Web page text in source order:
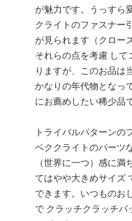
が魅力です。うっすら
クライトのファスナー
が見られます（クロー
それらの点を考慮 し
りますが、このお品は
かなりの年代物となっ
にお薦めしたい稀少品
トライバルパターンの
ベククライトのパーツ
（世界に一つ）感に満
てはやや大きめサイズ
できます。いつものお
で クラッチクラッチバ